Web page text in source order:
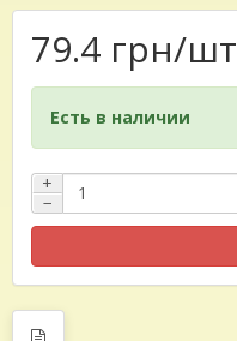
79.4 грн/шт
Есть в наличии
+
−